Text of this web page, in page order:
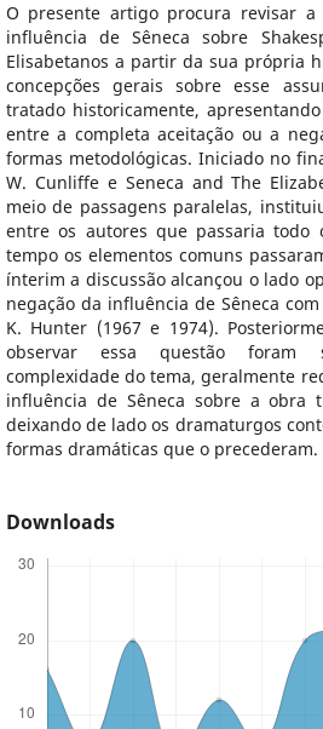
O presente artigo procura revisar a
influência de Sêneca sobre
Elisabetanos a partir da sua própria
concepções gerais sobre esse
tratado historicamente,
entre a completa aceitação ou a
formas metodológicas. Iniciado no
W. Cunliffe e Seneca and The
meio de passagens paralelas,
entre os autores que passaria todo
tempo os elementos comuns
ínterim a discussão alcançou o lado
negação da influência de Sêneca
K. Hunter (1967 e 1974).
observar essa questão foram
complexidade do tema, geralmente
influência de Sêneca sobre a obra
deixando de lado os dramaturgos
formas dramáticas que o precederam.
Downloads